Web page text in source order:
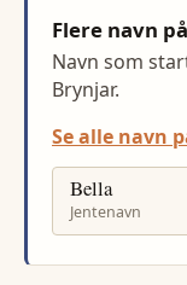
Flere navn
Navn som
Brynjar.
Se alle navn
Bella
Jentenavn